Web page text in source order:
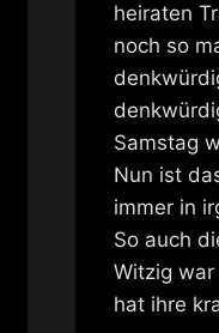
heiraten
noch so
Samstag
Nun ist
immer in
So auch
Witzig
hat ihre